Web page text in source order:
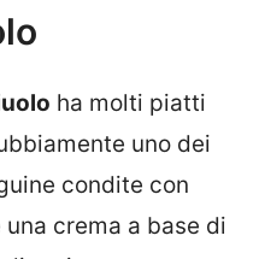
ha molti piatti
uno dei
condite con
crema a base di